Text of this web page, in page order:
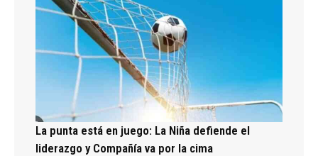
La punta está en juego: La Niña defiende el
liderazgo y Compañía va por la cima